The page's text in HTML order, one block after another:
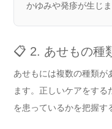
かゆみや発疹が生じま
📋 2. あせもの種
あせもには複数の種類が
ます。正しいケアをする
を患っているかを把握す